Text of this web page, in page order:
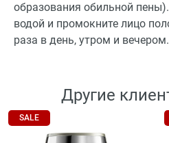
образования обильной
водой и промокните лицо
раза в день, утром и вечером.
Другие
SALE